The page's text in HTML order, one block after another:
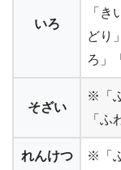
いろ
「
どり
ろ」
そざい
※「
「
れんけつ
※「